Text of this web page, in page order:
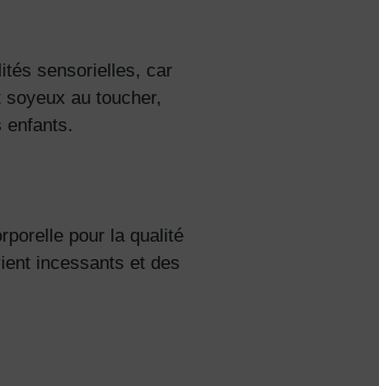
sensorielles, car
au toucher,
enfants.
pour la qualité
incessants et des